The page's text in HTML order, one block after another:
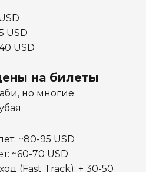
USD
USD
на билеты
но многие
~80-95 USD
~60-70 USD
(Fast Track): + 30-50